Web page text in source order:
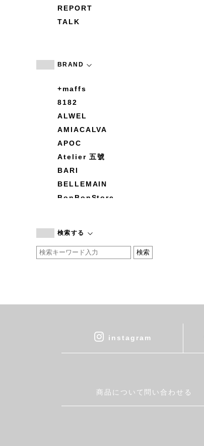
REPORT
TALK
BRAND
+maffs
8182
ALWEL
AMIACALVA
APOC
Atelier 五號
BARI
BELLEMAIN
BonBonStore
by basics
CATWORTH
cohan
DEAN & DELUCA
Fatima Morocco
検索する
instagram
商品について問い合わせる